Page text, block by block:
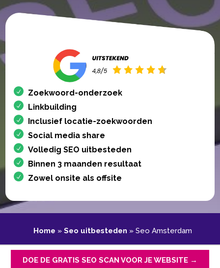
Zoekwoord-onderzoek
Linkbuilding
Inclusief locatie-zoekwoorden
Social media share
Volledig SEO uitbesteden
Binnen 3 maanden resultaat
Zowel onsite als offsite
Home » Seo uitbesteden » Seo Amsterdam
DOE DE GRATIS SEO SCAN VOOR JE WEBSITE →